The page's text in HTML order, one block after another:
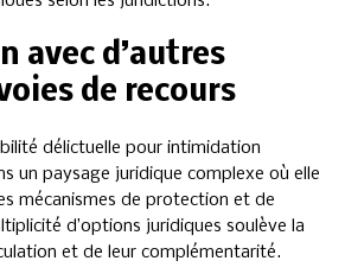
avec d’autres
de recours
délictuelle pour intimidation
un paysage juridique complexe où elle
mécanismes de protection et de
d’options juridiques soulève la
et de leur complémentarité.